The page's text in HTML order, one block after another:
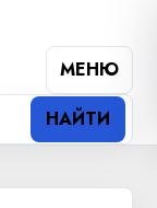
НАЙТИ
МЕНЮ